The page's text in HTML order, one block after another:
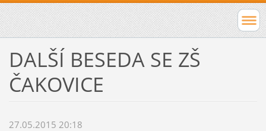
DALŠÍ BESEDA SE ZŠ
ČAKOVICE
27.05.2015 20:18